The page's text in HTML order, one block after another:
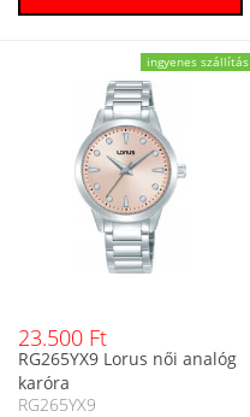
ingyenes szállítás
23.500 Ft
RG265YX9 Lorus női analóg
karóra
RG265YX9